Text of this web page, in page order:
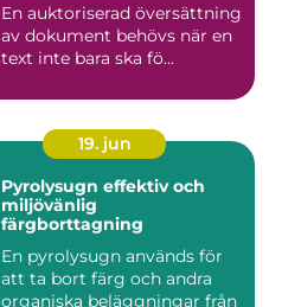
En auktoriserad översättning
av dokument behövs när en
text inte bara ska fö...
19. jun
Pyrolysugn effektiv och
miljövänlig
färgborttagning
En pyrolysugn används för
att ta bort färg och andra
organiska beläggningar från